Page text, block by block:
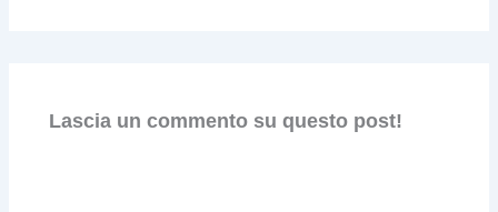
Lascia un commento su questo post!